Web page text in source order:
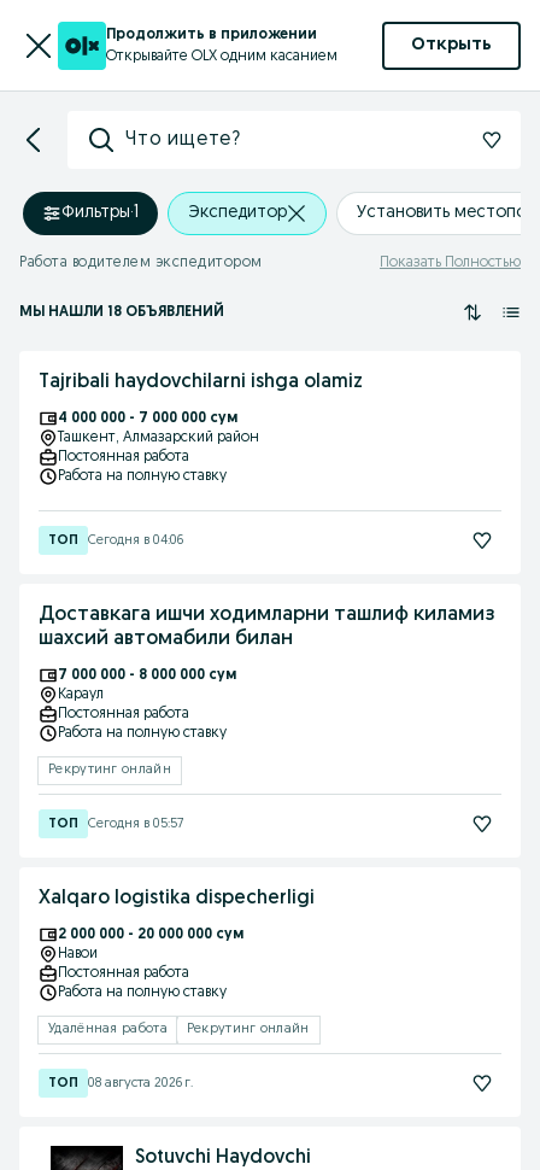
Продолжить в приложении
Открывайте OLX одним касанием
Открыть
Что ищете?
Фильтры·1 Экспедитор Установить
Работа водителем экспедитором Показать Полностью
МЫ НАШЛИ 18 ОБЪЯВЛЕНИЙ
Tajribali haydovchilarni ishga olamiz
4 000 000 - 7 000 000 сум
Ташкент, Алмазарский район
Постоянная работа
Работа на полную ставку
Сегодня в 04:06
Доставкага ишчи ходимларни ташлиф киламиз
шахсий автомабили билан
7 000 000 - 8 000 000 сум
Караул
Постоянная работа
Работа на полную ставку
Рекрутинг онлайн
Сегодня в 05:57
Xalqaro logistika dispecherligi
2 000 000 - 20 000 000 сум
Навои
Постоянная работа
Работа на полную ставку
Удалённая работа Рекрутинг онлайн
08 августа 2026 г.
Sotuvchi Haydovchi